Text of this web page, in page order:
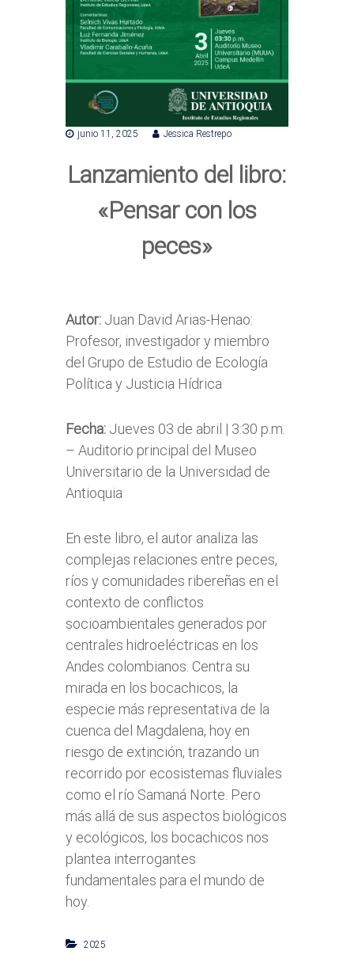
junio 11, 2025 Jessica Restrepo
Lanzamiento del libro:
«Pensar con los
peces»
Autor: Juan David Arias-Henao:
Profesor, investigador y miembro
del Grupo de Estudio de Ecología
Política y Justicia Hídrica
Fecha: Jueves 03 de abril | 3:30 p.m.
– Auditorio principal del Museo
Universitario de la Universidad de
Antioquia
En este libro, el autor analiza las
complejas relaciones entre peces,
ríos y comunidades ribereñas en el
contexto de conflictos
socioambientales generados por
centrales hidroeléctricas en los
Andes colombianos. Centra su
mirada en los bocachicos, la
especie más representativa de la
cuenca del Magdalena, hoy en
riesgo de extinción, trazando un
recorrido por ecosistemas fluviales
como el río Samaná Norte. Pero
más allá de sus aspectos biológicos
y ecológicos, los bocachicos nos
plantea interrogantes
fundamentales para el mundo de
hoy.
2025